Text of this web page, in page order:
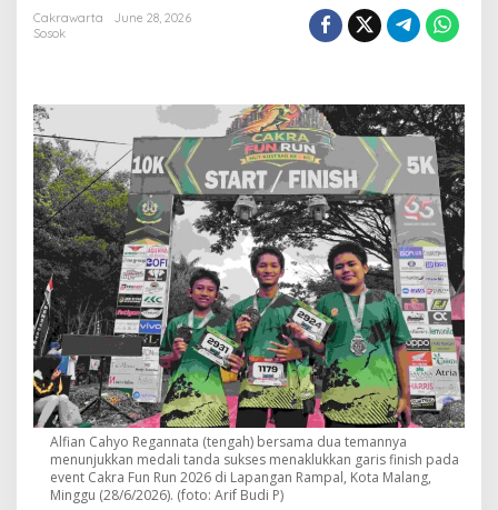
n
n
e
m
b
u
s
G
a
r
i
s
F
i
n
i
s
,
A
l
f
Cakrawarta
June 28, 2026
Sosok
Alfian Cahyo Regannata (tengah) bersama dua temannya
menunjukkan medali tanda sukses menaklukkan garis finish pada
event Cakra Fun Run 2026 di Lapangan Rampal, Kota Malang,
Minggu (28/6/2026). (foto: Arif Budi P)